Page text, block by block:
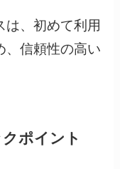
は、初めて利用
、信頼性の高い
ポイント